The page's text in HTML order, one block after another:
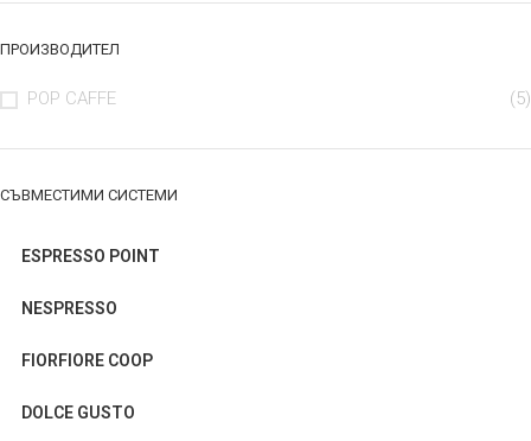
ПРОИЗВОДИТЕЛ
POP CAFFE (5)
СЪВМЕСТИМИ СИСТЕМИ
ESPRESSO POINT
NESPRESSO
FIORFIORE COOP
DOLCE GUSTO